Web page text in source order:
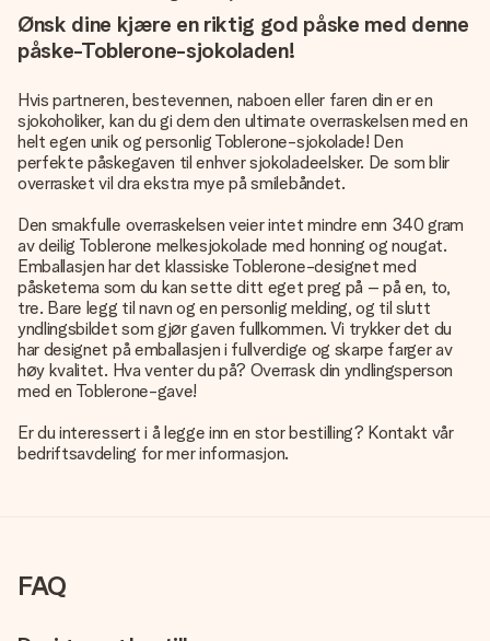
Ønsk dine kjære en riktig god påske med denne
påske-Toblerone-sjokoladen!
Hvis partneren, bestevennen, naboen eller faren din er en
sjokoholiker, kan du gi dem den ultimate overraskelsen med en
helt egen unik og personlig Toblerone-sjokolade! Den
perfekte påskegaven til enhver sjokoladeelsker. De som blir
overrasket vil dra ekstra mye på smilebåndet.
Den smakfulle overraskelsen veier intet mindre enn 340 gram
av deilig Toblerone melkesjokolade med honning og nougat.
Emballasjen har det klassiske Toblerone-designet med
påsketema som du kan sette ditt eget preg på – på en, to,
tre. Bare legg til navn og en personlig melding, og til slutt
yndlingsbildet som gjør gaven fullkommen. Vi trykker det du
har designet på emballasjen i fullverdige og skarpe farger av
høy kvalitet. Hva venter du på? Overrask din yndlingsperson
med en Toblerone-gave!
Er du interessert i å legge inn en stor bestilling? Kontakt vår
bedriftsavdeling for mer informasjon.
FAQ